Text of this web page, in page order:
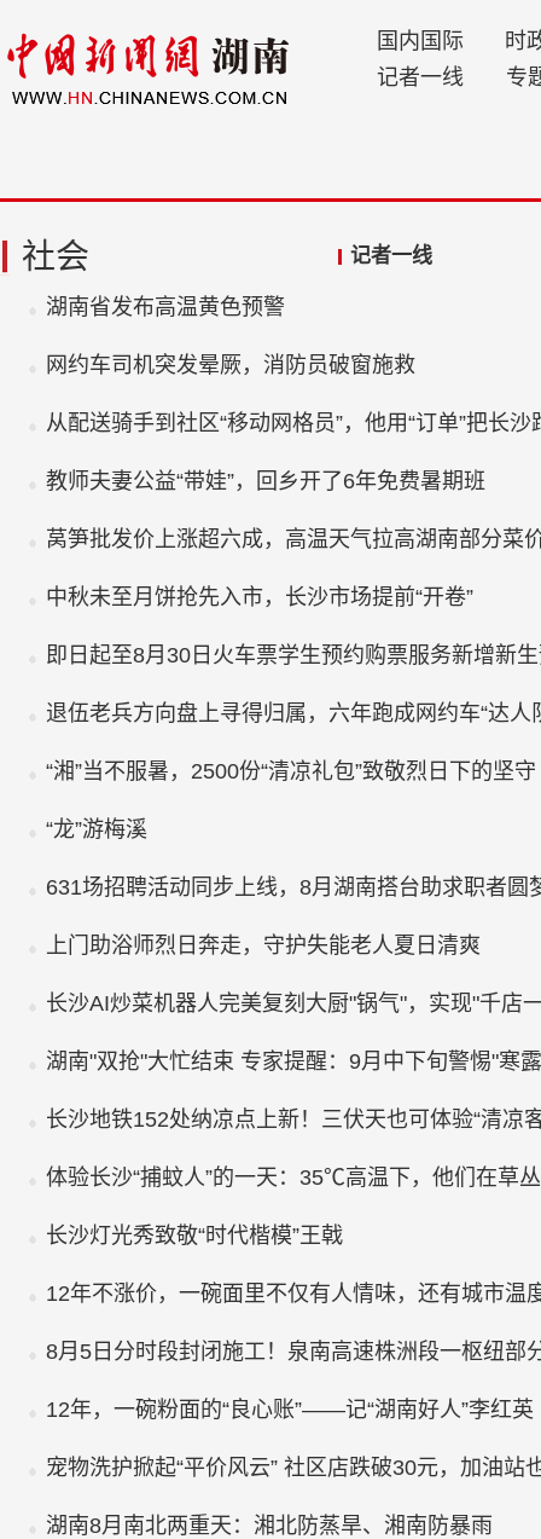
国内国际
时
记者一线
专
社会 记者一线
湖南省发布高温黄色预警
网约车司机突发晕厥，消防员破窗施救
从配送骑手到社区“移动网格员”，他用“订单”把长沙
教师夫妻公益“带娃”，回乡开了6年免费暑期班
莴笋批发价上涨超六成，高温天气拉高湖南部分菜
中秋未至月饼抢先入市，长沙市场提前“开卷”
即日起至8月30日火车票学生预约购票服务新增新
退伍老兵方向盘上寻得归属，六年跑成网约车“达人
“湘”当不服暑，2500份“清凉礼包”致敬烈日下的坚守
“龙”游梅溪
631场招聘活动同步上线，8月湖南搭台助求职者圆
上门助浴师烈日奔走，守护失能老人夏日清爽
长沙AI炒菜机器人完美复刻大厨"锅气"，实现"千店
湖南"双抢"大忙结束 专家提醒：9月中下旬警惕"寒
长沙地铁152处纳凉点上新！三伏天也可体验“清凉
体验长沙“捕蚊人”的一天：35℃高温下，他们在草丛
长沙灯光秀致敬“时代楷模”王戟
12年不涨价，一碗面里不仅有人情味，还有城市温
8月5日分时段封闭施工！泉南高速株洲段一枢纽部
12年，一碗粉面的“良心账”——记“湖南好人”李红英
宠物洗护掀起“平价风云” ​社区店跌破30元，加油站
湖南8月南北两重天：湘北防蒸旱、湘南防暴雨